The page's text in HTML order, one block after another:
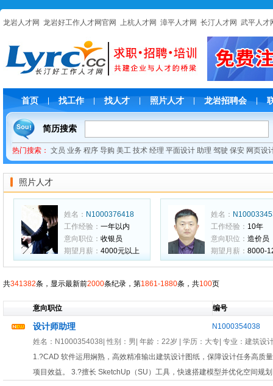
龙岩人才网 龙岩好工作人才网官网 上杭人才网 漳平人才网 长汀人才网 武平人才
首页 找工作 | 找人才 照片人才 龙岩招聘会 |
简历搜索
热门搜索： 文员 业务 程序 导购 美工 技术 经理 平面设计 助理 驾驶 保安 网页设
照片人才
姓名： N1000376418
工作经验： 一年以内
意向职位： 收银员
期望月薪： 4000元以上
姓名：
工作经验： 10年
意向职位： 造价员
期望月薪： 8000-
共341382条，显示最新前2000条纪录，第1861-1880条，共100页
意向职位 编号
设计师助理
N1000354038
姓名： N1000354038 | 性别： 男 | 年龄： 22岁 | 学历：大专| 专业： 建筑设
1.?CAD 软件运用娴熟，高效精准输出建筑设计图纸，保障设计任务高质
项目效益。 3.?擅长 SketchUp（SU）工具，快速搭建模型并优化空间规